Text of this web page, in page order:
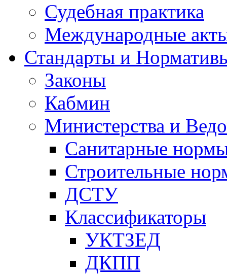
Судебная практика
Международные
Стандарты и
Законы
Кабмин
Министерства и
Санитарные
Строительные
ДСТУ
Классификаторы
УКТЗЕД
ДКПП